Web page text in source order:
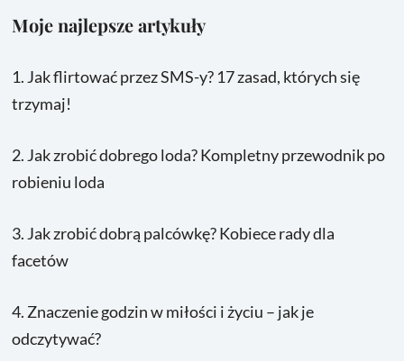
Moje najlepsze artykuły
1. Jak flirtować przez SMS-y? 17 zasad, których się
trzymaj!
2. Jak zrobić dobrego loda? Kompletny przewodnik po
robieniu loda
3. Jak zrobić dobrą palcówkę? Kobiece rady dla
facetów
4. Znaczenie godzin w miłości i życiu – jak je
odczytywać?